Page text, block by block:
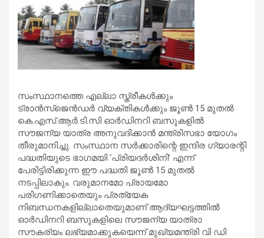
സംസ്ഥാനത്തെ എല്ലാ സ്ത്രീകള്‍ക്കും
ട്രാന്‍സ്‌ജെന്‍ഡര്‍ വ്യക്തികള്‍ക്കും ജൂണ്‍ 15 മുതല്‍
കെ.എസ്.ആര്‍.ടി.സി ഓര്‍ഡിനറി ബസുകളില്‍
സൗജന്യ യാത്ര അനുവദിക്കാന്‍ മന്ത്രിസഭാ യോഗം
തീരുമാനിച്ചു. സംസ്ഥാന സര്‍ക്കാരിന്റെ ഇന്ദിര ഗ്യാരന്റി
പദ്ധതിയുടെ ഭാഗമയി ‘പ്രിയദര്‍ശിനി’ എന്ന്
പേരിട്ടിരിക്കുന്ന ഈ പദ്ധതി ജൂണ്‍ 15 മുതല്‍
നടപ്പിലാകും. വരുമാനമോ പ്രായമോ
പരിഗണിക്കാതെയും പ്രത്യേക
നിബന്ധനകളില്ലാതെയുമാണ് ആദ്യഘട്ടത്തില്‍
ഓര്‍ഡിനറി ബസുകളിലെ സൗജന്യ യാത്രാ
സൗകര്യം ലഭ്യമാക്കുകയെന്ന് മുഖ്യമന്ത്രി വി ഡി